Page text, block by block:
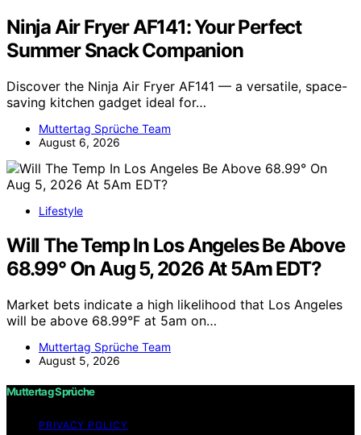
Ninja Air Fryer AF141: Your Perfect
Summer Snack Companion
Discover the Ninja Air Fryer AF141 — a versatile, space-
saving kitchen gadget ideal for…
Muttertag Sprüche Team
August 6, 2026
Lifestyle
Will The Temp In Los Angeles Be Above
68.99° On Aug 5, 2026 At 5Am EDT?
Market bets indicate a high likelihood that Los Angeles
will be above 68.99°F at 5am on…
Muttertag Sprüche Team
August 5, 2026
Muttertag Sprüche
PRIVACY POLICY